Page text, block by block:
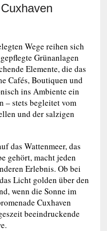
Wege reihen sich
Grünanlagen
Elemente, die das
Cafés, Boutiquen und
ins Ambiente ein
– stets begleitet vom
und der salzigen
das Wattenmeer, das
gehört, macht jeden
Erlebnis. Ob bei
Licht golden über den
wenn die Sonne im
Cuxhaven
beeindruckende